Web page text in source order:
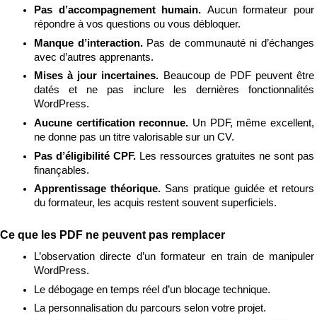
Pas d’accompagnement humain. Aucun formateur pour
répondre à vos questions ou vous débloquer.
Manque d’interaction. Pas de communauté ni d’échanges
avec d’autres apprenants.
Mises à jour incertaines. Beaucoup de PDF peuvent être
datés et ne pas inclure les dernières fonctionnalités
WordPress.
Aucune certification reconnue. Un PDF, même excellent,
ne donne pas un titre valorisable sur un CV.
Pas d’éligibilité CPF. Les ressources gratuites ne sont pas
finançables.
Apprentissage théorique. Sans pratique guidée et retours
du formateur, les acquis restent souvent superficiels.
Ce que les PDF ne peuvent pas remplacer
L’observation directe d’un formateur en train de manipuler
WordPress.
Le débogage en temps réel d’un blocage technique.
La personnalisation du parcours selon votre projet.